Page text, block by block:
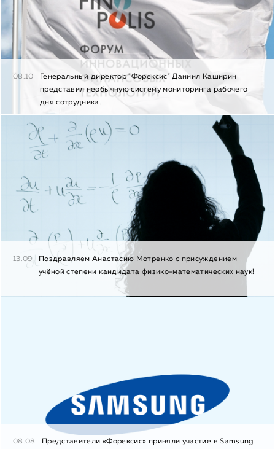
08.10
Генеральный директор "Форексис" Даниил Каширин
представил необычную систему мониторинга рабочего
дня сотрудника.
13.09
Поздравляем Анастасию Мотренко с присуждением
учёной степени кандидата физико-математических наук!
08.08 Представители «Форексис» приняли участие в Samsung